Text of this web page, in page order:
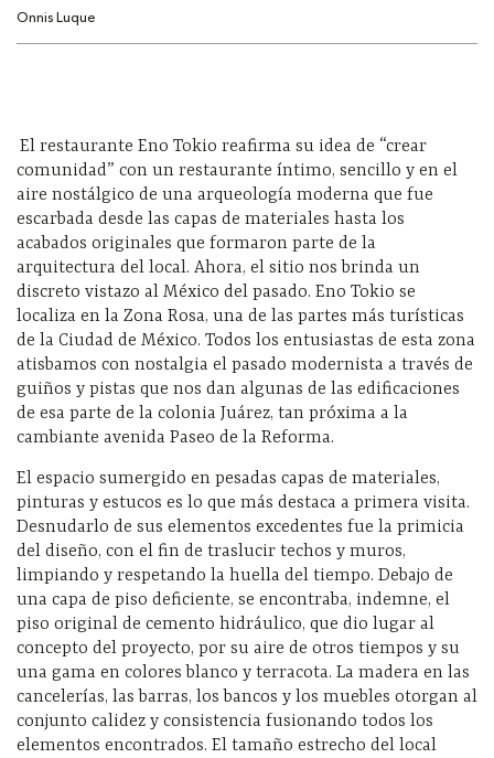
Onnis Luque
El restaurante Eno Tokio reafirma su idea de “crear
comunidad” con un restaurante íntimo, sencillo y en el
aire nostálgico de una arqueología moderna que fue
escarbada desde las capas de materiales hasta los
acabados originales que formaron parte de la
arquitectura del local. Ahora, el sitio nos brinda un
discreto vistazo al México del pasado. Eno Tokio se
localiza en la Zona Rosa, una de las partes más turísticas
de la Ciudad de México. Todos los entusiastas de esta zona
atisbamos con nostalgia el pasado modernista a través de
guiños y pistas que nos dan algunas de las edificaciones
de esa parte de la colonia Juárez, tan próxima a la
cambiante avenida Paseo de la Reforma.
El espacio sumergido en pesadas capas de materiales,
pinturas y estucos es lo que más destaca a primera visita.
Desnudarlo de sus elementos excedentes fue la primicia
del diseño, con el fin de traslucir techos y muros,
limpiando y respetando la huella del tiempo. Debajo de
una capa de piso deficiente, se encontraba, indemne, el
piso original de cemento hidráulico, que dio lugar al
concepto del proyecto, por su aire de otros tiempos y su
una gama en colores blanco y terracota. La madera en las
cancelerías, las barras, los bancos y los muebles otorgan al
conjunto calidez y consistencia fusionando todos los
elementos encontrados. El tamaño estrecho del local